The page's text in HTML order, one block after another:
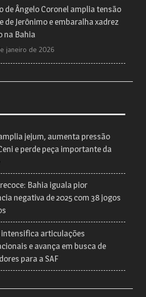
de Ângelo Coronel amplia tensão
de Jerônimo e embaralha xadrez
na Bahia
janeiro de 2026
jejum, aumenta pressão
e perde peça importante da
Bahia iguala pior
negativa de 2025 com 38 jogos
articulações
e avança em busca de
para a SAF